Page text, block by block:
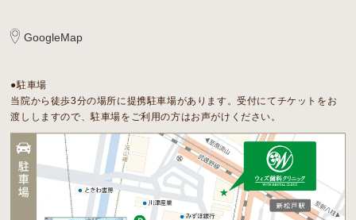
GoogleMap
●駐車場
当院から徒歩3分の場所に提携駐車場があります。受付にてチケットをお
渡ししますので、駐車場をご利用の方はお声がけください。